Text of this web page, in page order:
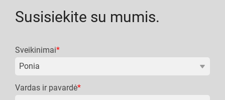
Susisiekite su mumis.
Sveikinimai*
Vardas ir pavardė*